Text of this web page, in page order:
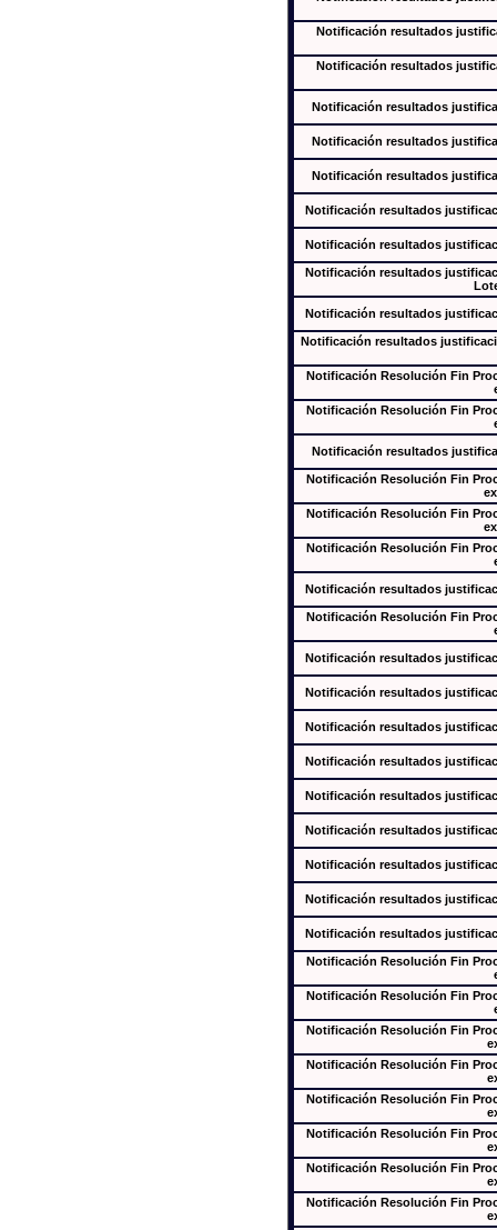
Notificación resultados
Notificación resultados
Notificación resultados
Notificación resultados
Notificación resultados
Notificación resultados
Notificación resultados
Notificación resultados
Notificación resultados
Notificación resultados
Notificación Resolución Fin
Notificación Resolución Fin
Notificación resultados
Notificación Resolución Fin
Notificación Resolución Fin
Notificación Resolución Fin
Notificación resultados
Notificación Resolución Fin
Notificación resultados
Notificación resultados
Notificación resultados
Notificación resultados
Notificación resultados
Notificación resultados
Notificación resultados
Notificación resultados
Notificación resultados
Notificación Resolución Fin
Notificación Resolución Fin
Notificación Resolución Fin
Notificación Resolución Fin
Notificación Resolución Fin
Notificación Resolución Fin
Notificación Resolución Fin
Notificación Resolución Fin